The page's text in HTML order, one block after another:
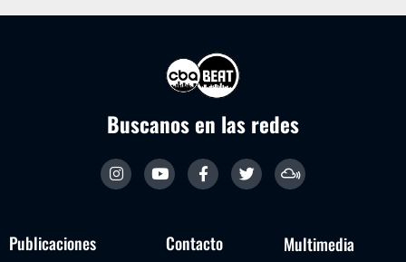
Buscanos en las redes
Publicaciones Contacto Multimedia